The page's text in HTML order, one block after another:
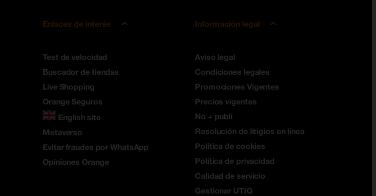
Enlaces de interés
Test de velocidad
Buscador de tiendas
Live Shopping
Orange Seguros
English site
Metaverso
Evitar fraudes por WhatsApp
Opiniones Orange
Información legal
Aviso legal
Condiciones legales
Promociones Vigentes
Precios vigentes
No + publi
Resolución de litigios en línea
Política de cookies
Política de privacidad
Calidad de servicio
Gestionar UTIQ